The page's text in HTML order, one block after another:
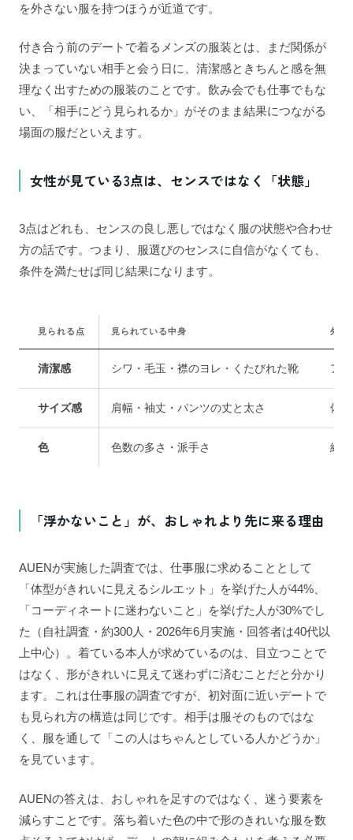
を外さない服を持つほうが近道です。
付き合う前のデートで着るメンズの服装とは、まだ関係が
決まっていない相手と会う日に、清潔感ときちんと感を無
理なく出すための服装のことです。飲み会でも仕事でもな
い、「相手にどう見られるか」がそのまま結果につながる
場面の服だといえます。
女性が見ている3点は、センスではなく「状態」
3点はどれも、センスの良し悪しではなく服の状態や合わせ
方の話です。つまり、服選びのセンスに自信がなくても、
条件を満たせば同じ結果になります。
見られる点 見られている中身 外さ
清潔感 シワ・毛玉・襟のヨレ・くたびれた靴 ア
サイズ感 肩幅・袖丈・パンツの丈と太さ 体
色 色数の多さ・派手さ 紺
「浮かないこと」が、おしゃれより先に来る理由
AUENが実施した調査では、仕事服に求めることとして
「体型がきれいに見えるシルエット」を挙げた人が44%、
「コーディネートに迷わないこと」を挙げた人が30%でし
た（自社調査・約300人・2026年6月実施・回答者は40代以
上中心）。着ている本人が求めているのは、目立つことで
はなく、形がきれいに見えて迷わずに済むことだと分かり
ます。これは仕事服の調査ですが、初対面に近いデートで
も見られ方の構造は同じです。相手は服そのものではな
く、服を通して「この人はちゃんとしている人かどうか」
を見ています。
AUENの答えは、おしゃれを足すのではなく、迷う要素を
減らすことです。落ち着いた色の中で形のきれいな服を数